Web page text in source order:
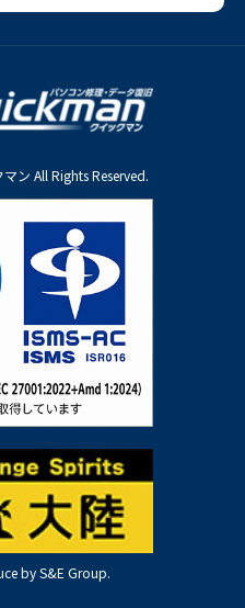
マン All Rights Reserved.
by S&E Group.